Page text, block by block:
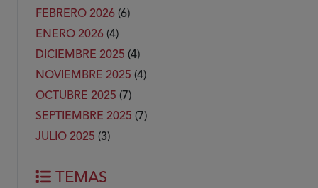
FEBRERO 2026 (6)
ENERO 2026 (4)
DICIEMBRE 2025 (4)
NOVIEMBRE 2025 (4)
OCTUBRE 2025 (7)
SEPTIEMBRE 2025 (7)
JULIO 2025 (3)
TEMAS